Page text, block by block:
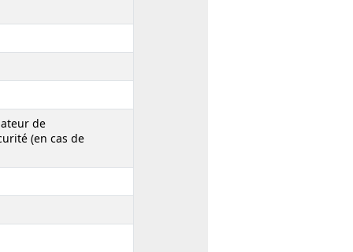
de
(en cas de